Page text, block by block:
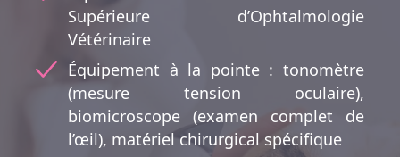
Supérieure d’Ophtalmologie
Vétérinaire
Équipement à la pointe : tonomètre
(mesure tension oculaire),
biomicroscope (examen complet de
l’œil), matériel chirurgical spécifique